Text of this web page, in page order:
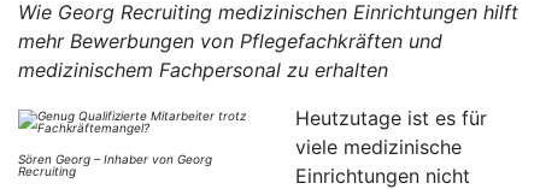
Wie Georg Recruiting medizinischen Einrichtungen hilft
mehr Bewerbungen von Pflegefachkräften und
medizinischem Fachpersonal zu erhalten
Sören Georg – Inhaber von Georg
Recruiting
Heutzutage ist es für
viele medizinische
Einrichtungen nicht